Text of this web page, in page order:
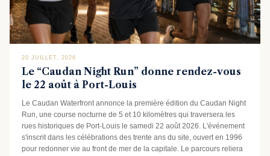
20 JUILLET, 2026
Le “Caudan Night Run” donne rendez-vous
le 22 août à Port-Louis
Le Caudan Waterfront annonce la première édition du Caudan Night
Run, une course nocturne de 5 et 10 kilomètres qui traversera les
rues historiques de Port-Louis le samedi 22 août 2026. L'événement
s'inscrit dans les célébrations des trente ans du site, ouvert en 1996
pour redonner vie au front de mer de la capitale. Le parcours reliera